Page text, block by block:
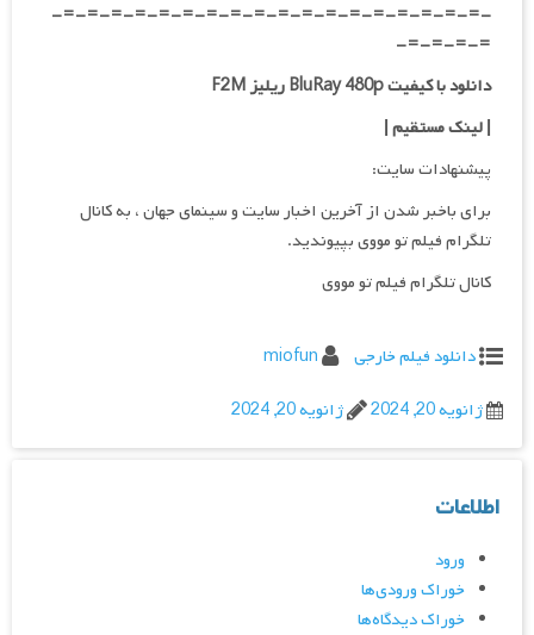
-=-=-=-=-=-=-=-=-=-=-=-=-=-=-=-=-=-=-
=-=-=-=-
دانلود با کیفیت BluRay 480p ریلیز F2M
| لینک مستقیم|
پیشنهادات سایت:
برای باخبر شدن از آخرین اخبار سایت و سینمای جهان ، به کانال
تلگرام فیلم تو مووی بپیوندید.
کانال تلگرام فیلم تو مووی
دانلود فیلم خارجی
miofun
ژانویه 20, 2024
ژانویه 20, 2024
اطلاعات
ورود
خوراک ورودی‌ها
خوراک دیدگاه‌ها